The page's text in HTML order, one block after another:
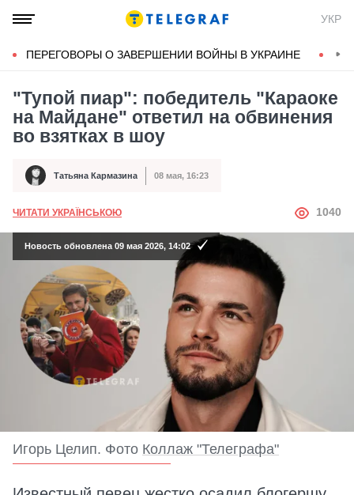
УКР
ПЕРЕГОВОРЫ О ЗАВЕРШЕНИИ ВОЙНЫ В УКРАИНЕ
"Тупой пиар": победитель "Караоке
на Майдане" ответил на обвинения
во взятках в шоу
Автор Татьяна Кармазина
Дата публикации 08 мая, 16:23
ЧИТАТИ УКРАЇНСЬКОЮ АВТОР
1040
Новость обновлена 09 мая 2026, 14:02
Игорь Целип. Фото Коллаж "Телеграфа"